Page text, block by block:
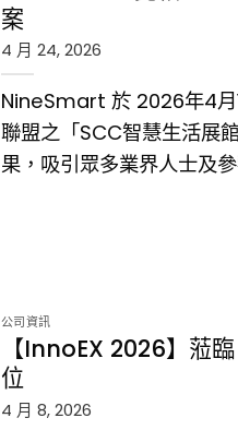
案
4 月 24, 2026
NineSmart 於 2026年4月
聯盟之「SCC智慧生活展
果，吸引眾多業界人士及
公司資訊
【InnoEX 2026】蒞
位
4 月 8, 2026